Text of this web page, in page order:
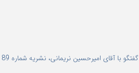
با آقای امیرحسین نریمانی، نشریه شماره 89